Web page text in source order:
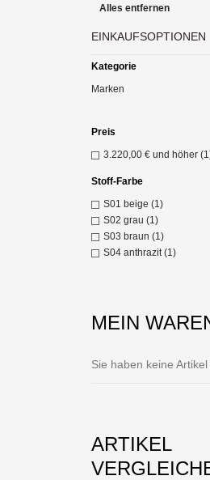
Alles entfernen
EINKAUFSOPTIONEN
Kategorie
Marken
Preis
3.220,00 € und höher
Stoff-Farbe
S01 beige (1)
S02 grau (1)
S03 braun (1)
S04 anthrazit (1)
MEIN
Sie haben keine Artikel
ARTIKEL